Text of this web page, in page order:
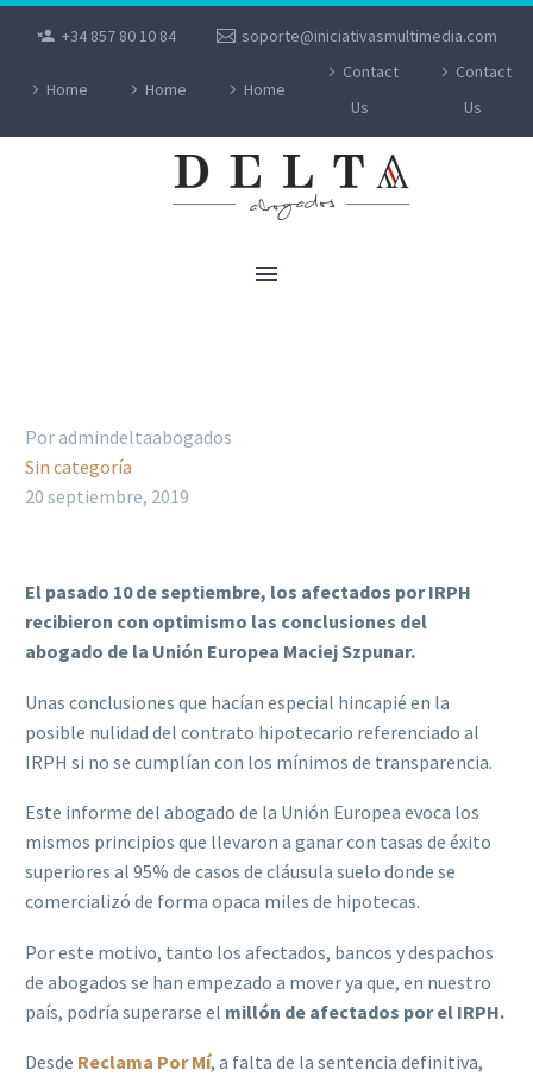
+34 857 80 10 84 soporte@iniciativasmultimedia.com
Home Home Home
Contact
Us
Contact
Us
CONSEJOS, PLAZOS Y ABOGADOS PARA
Por admindeltaabogados
Sin categoría
20 septiembre, 2019
El pasado 10 de septiembre, los afectados por IRPH
recibieron con optimismo las conclusiones del
abogado de la Unión Europea Maciej Szpunar.
Unas conclusiones que hacían especial hincapié en la
posible nulidad del contrato hipotecario referenciado al
IRPH si no se cumplían con los mínimos de transparencia.
Este informe del abogado de la Unión Europea evoca los
mismos principios que llevaron a ganar con tasas de éxito
superiores al 95% de casos de cláusula suelo donde se
comercializó de forma opaca miles de hipotecas.
Por este motivo, tanto los afectados, bancos y despachos
de abogados se han empezado a mover ya que, en nuestro
país, podría superarse el millón de afectados por el IRPH.
Desde Reclama Por Mí, a falta de la sentencia definitiva,